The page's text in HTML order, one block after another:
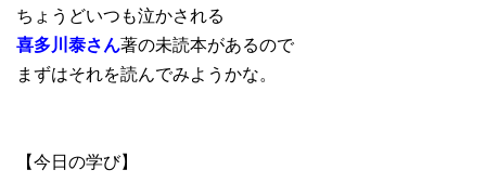
ちょうどいつも泣かされる
喜多川泰さん著の未読本があるので
まずはそれを読んでみようかな。
【今日の学び】